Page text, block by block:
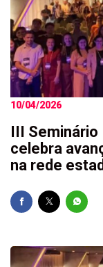
10/04/2026
III Seminário
celebra
na rede